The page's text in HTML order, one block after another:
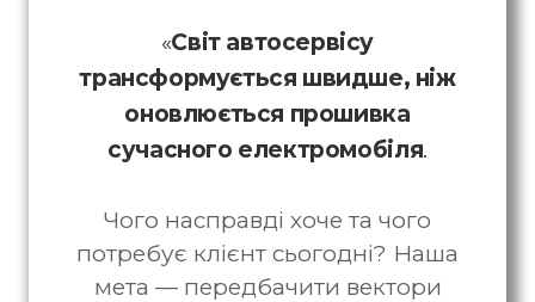
«Світ автосервісу
трансформується швидше, ніж
оновлюється прошивка
сучасного електромобіля.
Чого насправді хоче та чого
потребує клієнт сьогодні? Наша
мета — передбачити вектори